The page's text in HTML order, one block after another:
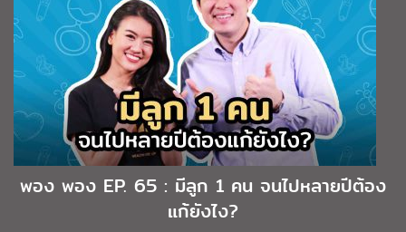
พอง พอง EP. 65 : มีลูก 1 คน จนไปหลายปีต้อง
แก้ยังไง?